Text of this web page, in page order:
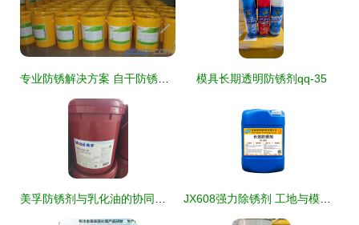
模具长期透明防锈剂qq-35